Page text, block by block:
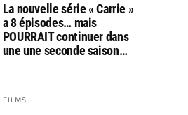
La nouvelle série « Carrie »
a 8 épisodes… mais
POURRAIT continuer dans
une une seconde saison…
FILMS